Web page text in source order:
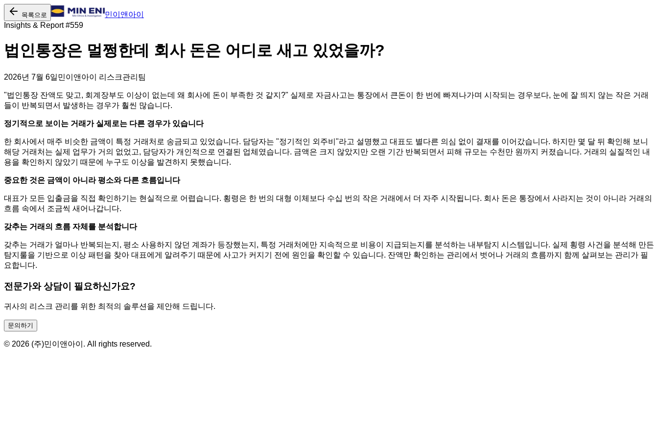
목록으로
민이앤아이
Insights & Report #559
법인통장은 멀쩡한데 회사 돈은 어디로 새고 있었을까?
2026년 7월 6일민이앤아이 리스크관리팀
"법인통장 잔액도 맞고, 회계장부도 이상이 없는데 왜 회사에 돈이 부족한 것 같지?" 실제로 자금사고는 통장에서 큰돈이 한 번에 빠져나가며 시작되는 경우보다, 눈에 잘 띄지 않는 작은 거래
들이 반복되면서 발생하는 경우가 훨씬 많습니다.
정기적으로 보이는 거래가 실제로는 다른 경우가 있습니다
한 회사에서 매주 비슷한 금액이 특정 거래처로 송금되고 있었습니다. 담당자는 "정기적인 외주비"라고 설명했고 대표도 별다른 의심 없이 결재를 이어갔습니다. 하지만 몇 달 뒤 확인해 보니
해당 거래처는 실제 업무가 거의 없었고, 담당자가 개인적으로 연결된 업체였습니다. 금액은 크지 않았지만 오랜 기간 반복되면서 피해 규모는 수천만 원까지 커졌습니다. 거래의 실질적인 내
용을 확인하지 않았기 때문에 누구도 이상을 발견하지 못했습니다.
중요한 것은 금액이 아니라 평소와 다른 흐름입니다
대표가 모든 입출금을 직접 확인하기는 현실적으로 어렵습니다. 횡령은 한 번의 대형 이체보다 수십 번의 작은 거래에서 더 자주 시작됩니다. 회사 돈은 통장에서 사라지는 것이 아니라 거래의
흐름 속에서 조금씩 새어나갑니다.
갖추는 거래의 흐름 자체를 분석합니다
갖추는 거래가 얼마나 반복되는지, 평소 사용하지 않던 계좌가 등장했는지, 특정 거래처에만 지속적으로 비용이 지급되는지를 분석하는 내부탐지 시스템입니다. 실제 횡령 사건을 분석해 만든
탐지룰을 기반으로 이상 패턴을 찾아 대표에게 알려주기 때문에 사고가 커지기 전에 원인을 확인할 수 있습니다. 잔액만 확인하는 관리에서 벗어나 거래의 흐름까지 함께 살펴보는 관리가 필
요합니다.
전문가와 상담이 필요하신가요?
귀사의 리스크 관리를 위한 최적의 솔루션을 제안해 드립니다.
문의하기
© 2026 (주)민이앤아이. All rights reserved.